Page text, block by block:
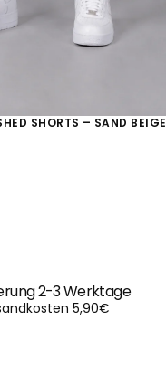
SHORTS – SAND BEIGE
2-3 Werktage
5,90€